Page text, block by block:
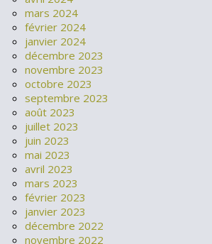
mars 2024
février 2024
janvier 2024
décembre 2023
novembre 2023
octobre 2023
septembre 2023
août 2023
juillet 2023
juin 2023
mai 2023
avril 2023
mars 2023
février 2023
janvier 2023
décembre 2022
novembre 2022